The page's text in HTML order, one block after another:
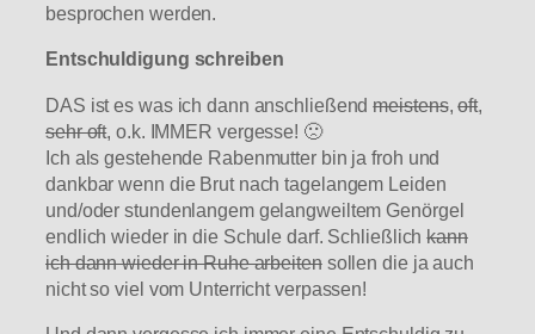
besprochen werden.
Entschuldigung schreiben
DAS ist es was ich dann anschließendmeistens,oft,
sehr oft, o.k. IMMER vergesse! 🙁
Ich als gestehende Rabenmutter bin ja froh und
dankbar wenn die Brut nach tagelangem Leiden
und/oder stundenlangem gelangweiltem Genörgel
endlich wieder in die Schule darf. Schließlichkann
ich dann wieder in Ruhe arbeitensollen die ja auch
nicht so viel vom Unterricht verpassen!